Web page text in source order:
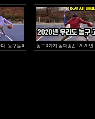
! 농구돌파방법 5가지 "2020년 우리도 농구고
농구 8가지 돌파방법 "2020년